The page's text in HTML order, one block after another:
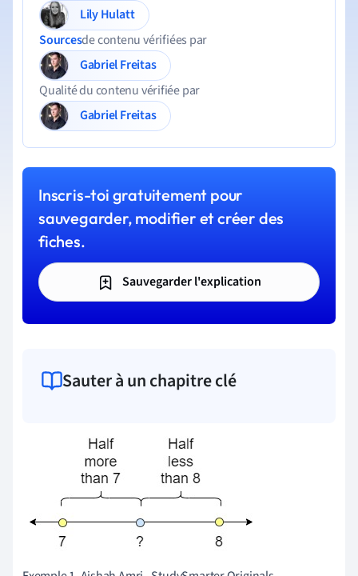
Lily Hulatt
Sourcesde contenu vérifiées par
Gabriel Freitas
Qualité du contenu vérifiée par
Gabriel Freitas
Inscris-toi gratuitement pour
sauvegarder, modifier et créer des
fiches.
Sauvegarder l'explication
Sauter à un chapitre clé